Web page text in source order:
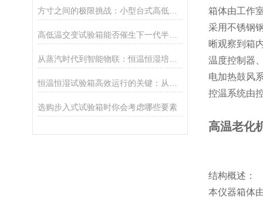
方寸之间的极限挑战：小型台式高低温箱如何重塑汽车电子测试范式？
高低温交变试验箱能否催生下一代半导体材料的“环境免疫”革命？
从蒸汽时代到智能物联：恒温恒湿培养箱的技术进化与跨学科革命
选购步入式试验箱时你会考虑哪些要素
箱体由工作
采用不锈钢
晰观察到箱
温度控制器
电加热鼓风
控温系统由
高温老化
结构概述：
本仪器箱体